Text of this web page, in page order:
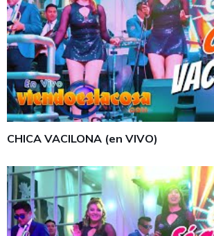
CHICA VACILONA (en VIVO)